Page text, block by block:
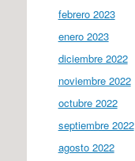
febrero 2023
enero 2023
diciembre 2022
noviembre 2022
octubre 2022
septiembre 2022
agosto 2022